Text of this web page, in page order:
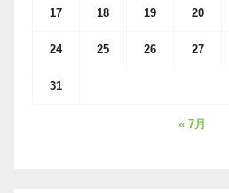
17 18 19 20
24 25 26 27
31
« 7月